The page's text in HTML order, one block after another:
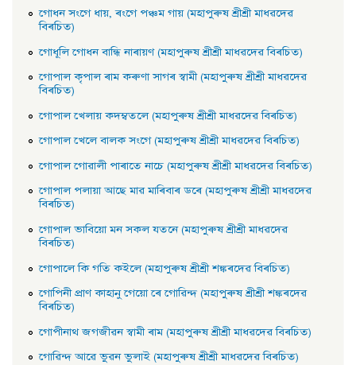
গােধন সংগে ধায়, ৰংগে পঞ্চম গায় (মহাপুৰুষ শ্ৰীশ্ৰী মাধৱদেৱ
বিৰচিত)
গােধূলি গােধন বান্ধি নাৰায়ণ (মহাপুৰুষ শ্ৰীশ্ৰী মাধৱদেৱ বিৰচিত)
গােপাল কৃপাল ৰাম কৰুণা সাগৰ স্বামী (মহাপুৰুষ শ্ৰীশ্ৰী মাধৱদেৱ
বিৰচিত)
গােপাল খেলায় কদম্বতলে (মহাপুৰুষ শ্ৰীশ্ৰী মাধৱদেৱ বিৰচিত)
গােপাল খেলে বালক সংগে (মহাপুৰুষ শ্ৰীশ্ৰী মাধৱদেৱ বিৰচিত)
গােপাল গােৱালী পাৰাতে নাচে (মহাপুৰুষ শ্ৰীশ্ৰী মাধৱদেৱ বিৰচিত)
গােপাল পলায়া আছে মাৱ মাৰিবাৰ ডৰে (মহাপুৰুষ শ্ৰীশ্ৰী মাধৱদেৱ
বিৰচিত)
গােপাল ভাবিয়ো মন সকল যতনে (মহাপুৰুষ শ্ৰীশ্ৰী মাধৱদেৱ
বিৰচিত)
গােপালে কি গতি কইলে (মহাপুৰুষ শ্ৰীশ্ৰী শঙ্কৰদেৱ বিৰচিত)
গােপিনী প্রাণ কাহানু গেয়ো ৰে গােৱিন্দ (মহাপুৰুষ শ্ৰীশ্ৰী শঙ্কৰদেৱ
বিৰচিত)
গােপীনাথ জগজীৱন স্বামী ৰাম (মহাপুৰুষ শ্ৰীশ্ৰী মাধৱদেৱ বিৰচিত)
গােৱিন্দ আৱে ভুৱন ভুলাই (মহাপুৰুষ শ্ৰীশ্ৰী মাধৱদেৱ বিৰচিত)